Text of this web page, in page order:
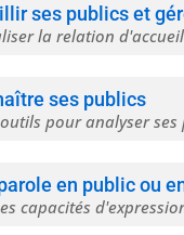
ses publics et
la relation d'accueil
ses publics
pour analyser ses
en public ou
capacités